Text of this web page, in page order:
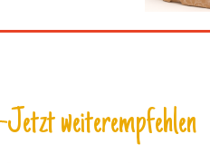
Jetzt weiterempfehlen